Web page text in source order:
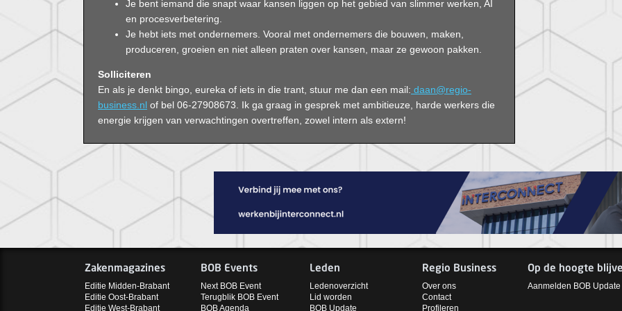
Je bent iemand die snapt waar kansen liggen op het gebied van slimmer werken, AI
en procesverbetering.
Je hebt iets met ondernemers. Vooral met ondernemers die bouwen, maken,
produceren, groeien en niet alleen praten over kansen, maar ze gewoon pakken.
Solliciteren
En als je denkt bingo, eureka of iets in die trant, stuur me dan een mail: daan@regio-
business.nl of bel 06-27908673. Ik ga graag in gesprek met ambitieuze, harde werkers die
energie krijgen van verwachtingen overtreffen, zowel intern als extern!
Zakenmagazines
Editie Midden-Brabant
Editie Oost-Brabant
Editie West-Brabant
BOB Events
Next BOB Event
Terugblik BOB Event
BOB Agenda
Leden
Ledenoverzicht
Lid worden
BOB Update
Regio Business
Over ons
Contact
Profileren
Op de hoogte
Aanmelden BOB Update